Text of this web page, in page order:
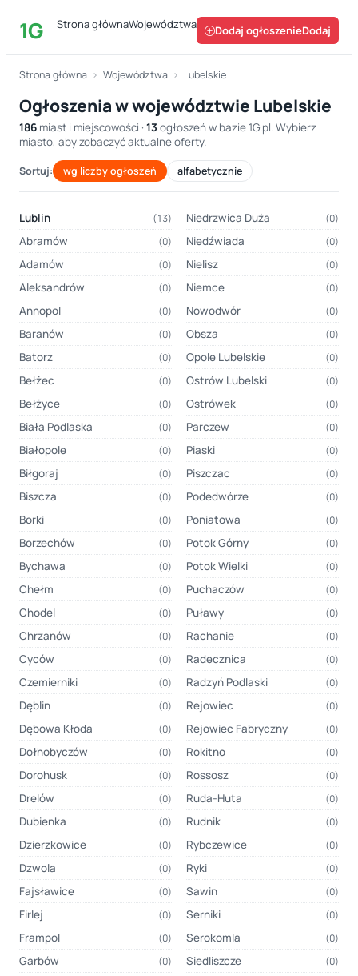
1G Strona głównaWojewództwa Dodaj ogłoszenie
Strona główna › Województwa › Lubelskie
Ogłoszenia w województwie Lubelskie
186 miast i miejscowości · 13 ogłoszeń w bazie 1G.pl. Wybierz
miasto, aby zobaczyć aktualne oferty.
Sortuj: wg liczby ogłoszeń alfabetycznie
Lublin (13)
Abramów (0)
Adamów (0)
Aleksandrów (0)
Annopol (0)
Baranów (0)
Batorz (0)
Bełżec (0)
Bełżyce (0)
Biała Podlaska (0)
Białopole (0)
Biłgoraj (0)
Biszcza (0)
Borki (0)
Borzechów (0)
Bychawa (0)
Chełm (0)
Chodel (0)
Chrzanów (0)
Cyców (0)
Czemierniki (0)
Dęblin (0)
Dębowa Kłoda (0)
Dołhobyczów (0)
Dorohusk (0)
Drelów (0)
Dubienka (0)
Dzierzkowice (0)
Dzwola (0)
Fajsławice (0)
Firlej (0)
Frampol (0)
Garbów (0)
Niedrzwica Duża (0)
Niedźwiada (0)
Nielisz (0)
Niemce (0)
Nowodwór (0)
Obsza (0)
Opole Lubelskie (0)
Ostrów Lubelski (0)
Ostrówek (0)
Parczew (0)
Piaski (0)
Piszczac (0)
Podedwórze (0)
Poniatowa (0)
Potok Górny (0)
Potok Wielki (0)
Puchaczów (0)
Puławy (0)
Rachanie (0)
Radecznica (0)
Radzyń Podlaski (0)
Rejowiec (0)
Rejowiec Fabryczny (0)
Rokitno (0)
Rossosz (0)
Ruda-Huta (0)
Rudnik (0)
Rybczewice (0)
Ryki (0)
Sawin (0)
Serniki (0)
Serokomla (0)
Siedliszcze (0)